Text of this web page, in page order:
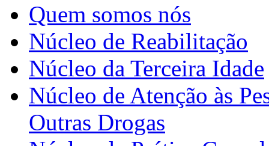
Quem somos nós
Núcleo de Reabilitação
Núcleo da Terceira Idade
Núcleo de Atenção às
Outras Drogas